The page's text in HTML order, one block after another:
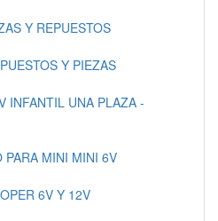
Y REPUESTOS
Y PIEZAS
INFANTIL UNA PLAZA -
PARA MINI MINI 6V
6V Y 12V